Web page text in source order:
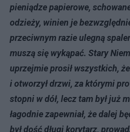
pieniądze papierowe,
odzieży, winien je
przeciwnym razie ulegną
muszą się wykąpać. Stary
uprzejmie prosił wszystkich,
i otworzył drzwi, za którymi
stopni w dół, lecz tam był już
łagodnie zapewniał, że dalej
był dość długi korytarz,